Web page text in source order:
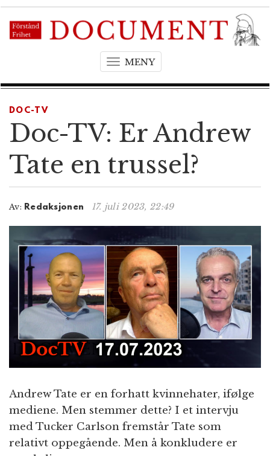
MENYT
g
e
a
g
t
i
o
n
DOC-TV
Doc-TV: Er Andrew
Tate en trussel?
Av: Redaksjonen 17. juli 2023, 22:49
Andrew Tate er en forhatt kvinnehater, ifølge
mediene. Men stemmer dette? I et intervju
med Tucker Carlson fremstår Tate som
relativt oppegående. Men å konkludere er